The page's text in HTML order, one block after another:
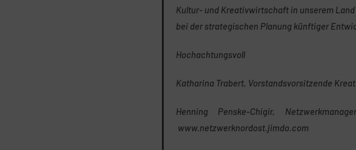
Kultur- und Kreativwirtschaft in unserem
bei der strategischen Planung künftiger
Hochachtungsvoll
Katharina Trabert, Vorstandsvorsitzende
Henning Penske-Chigir,
www.netzwerknordost.jimdo.com